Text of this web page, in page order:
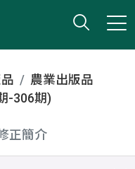
打開
小版
農業出版品
-306期)
正簡介